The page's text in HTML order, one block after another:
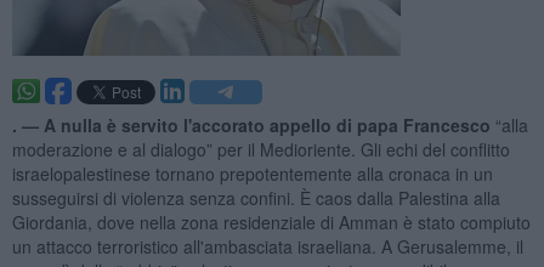
. — A nulla è servito l'accorato appello di papa Francesco “alla
moderazione e al dialogo” per il Medioriente. Gli echi del conflitto
israelopalestinese tornano prepotentemente alla cronaca in un
susseguirsi di violenza senza confini. È caos dalla Palestina alla
Giordania, dove nella zona residenziale di Amman è stato compiuto
un attacco terroristico all'ambasciata israeliana. A Gerusalemme, il